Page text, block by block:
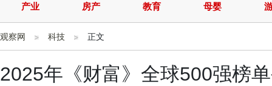
产业 房产 教育 母婴
观察网 科技 正文
2025年《财富》全球500强榜